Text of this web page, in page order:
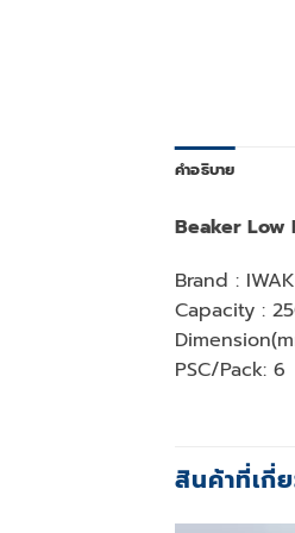
คำอธิบาย
Beaker
Brand :
Capacity :
PSC/Pack: 6
สินค้าที่เกี่